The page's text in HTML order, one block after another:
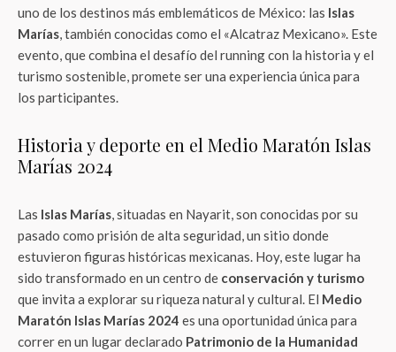
uno de los destinos más emblemáticos de México: las Islas
Marías, también conocidas como el «Alcatraz Mexicano». Este
evento, que combina el desafío del running con la historia y el
turismo sostenible, promete ser una experiencia única para
los participantes.
Historia y deporte en el Medio Maratón Islas
Marías 2024
Las Islas Marías, situadas en Nayarit, son conocidas por su
pasado como prisión de alta seguridad, un sitio donde
estuvieron figuras históricas mexicanas. Hoy, este lugar ha
sido transformado en un centro de conservación y turismo
que invita a explorar su riqueza natural y cultural. El Medio
Maratón Islas Marías 2024 es una oportunidad única para
correr en un lugar declarado Patrimonio de la Humanidad